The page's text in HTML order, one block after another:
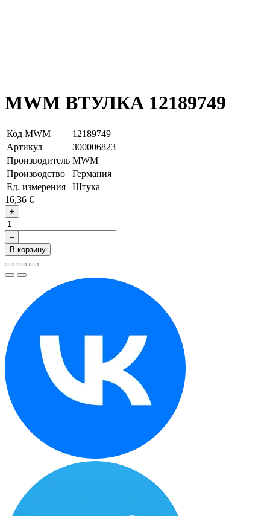
MWM ВТУЛКА 12189749
Код MWM
12189749
Артикул
З00006823
Производитель MWM
Производство
Германия
Ед. измерения
Штука
16,36 €
+
–
В корзину